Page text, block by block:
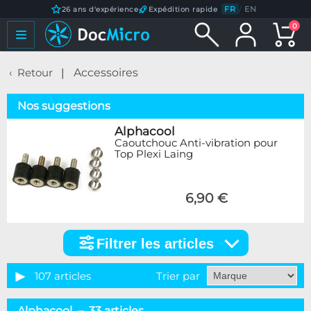
26 ans d'expérience Expédition rapide FR / EN
0
Retour Accessoires
Nos suggestions
Alphacool
Caoutchouc Anti-vibration pour
Top Plexi Laing
6,90 €
articles
Catégorie
Filtrer les articles
107 articles Trier par